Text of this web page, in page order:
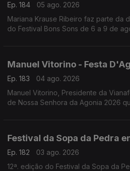
Ep. 184
05 ago. 2026
Mariana Krause Ribeiro faz parte da
do Festival Bons Sons de 6 a 9 de
Manuel Vitorino - Festa
Ep. 183
04 ago. 2026
Manuel Vitorino, Presidente da
de Nossa Senhora da Agonia 2026
Festival da Sopa da Pedra
Ep. 182
03 ago. 2026
12ª. edição do Festival da Sopa da